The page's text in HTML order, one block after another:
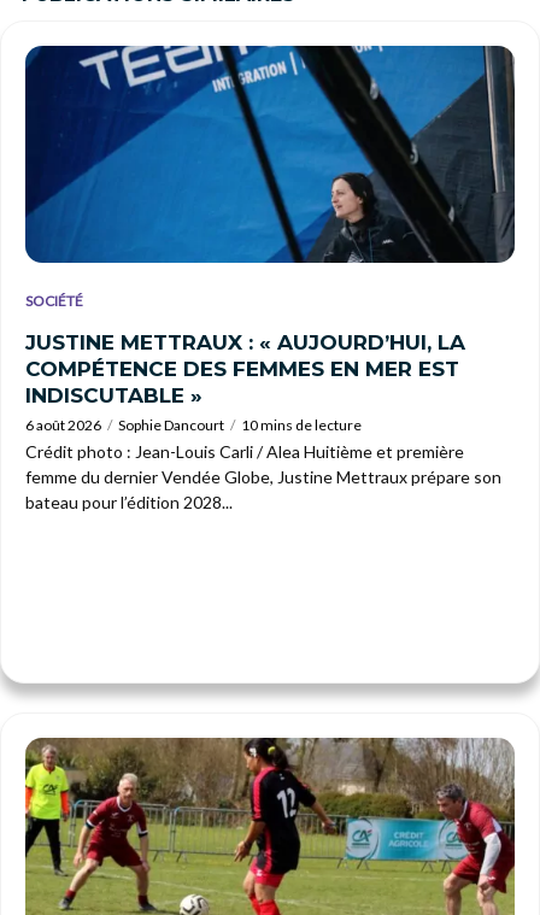
SOCIÉTÉ
JUSTINE METTRAUX : « AUJOURD’HUI, LA
COMPÉTENCE DES FEMMES EN MER EST
INDISCUTABLE »
6 août 2026 Sophie Dancourt 10 mins de lecture
Crédit photo : Jean-Louis Carli / Alea Huitième et première
femme du dernier Vendée Globe, Justine Mettraux prépare son
bateau pour l’édition 2028...